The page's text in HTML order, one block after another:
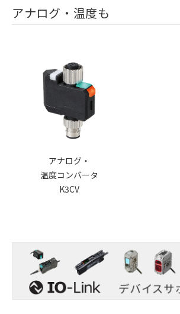
アナログ・温度も
アナログ・
温度コンバータ
K3CV